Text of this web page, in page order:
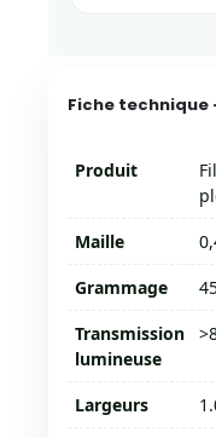
Fiche
Produit
Maille
Grammage
Transmission
lumineuse
Largeurs